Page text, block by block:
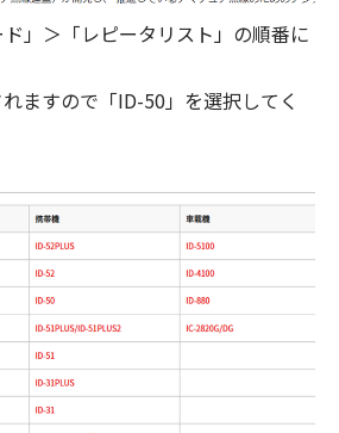
」＞「レピータリスト」の順番に
ますので「ID-50」を選択してく